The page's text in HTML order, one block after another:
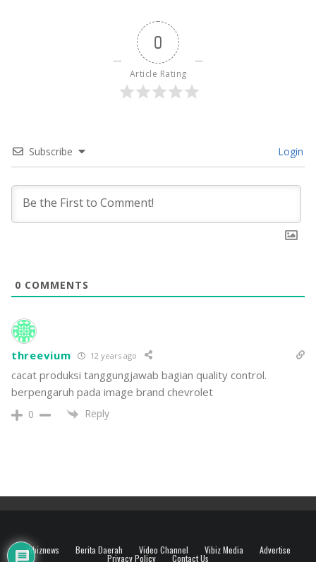
0
Article Rating
Subscribe Login
0 COMMENTS
threevium 12 years ago
cacat produksi tanggungjawab bagian quality control.
berpengaruh pada image brand chevrolet
0 Reply
Vibiznews Berita Daerah Video Channel Vibiz Media Advertise
Privacy Policy Contact Us